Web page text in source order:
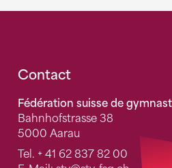
Fusszeile
Contact
Fédération suisse de
Bahnhofstrasse 38
5000 Aarau
Tel. + 41 62 837 82 00